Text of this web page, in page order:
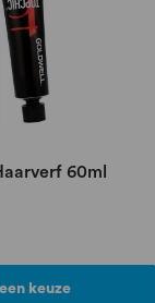
60ml
keuze